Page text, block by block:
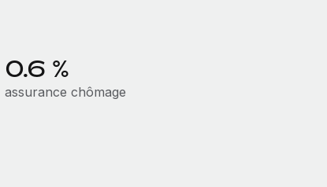
0.6 %
assurance chômage